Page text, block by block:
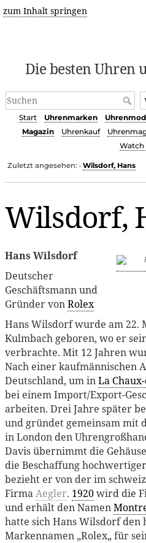
zum Inhalt springen
Die besten Uhren
Start Uhrenmarken
Magazin
Uhrenkauf
Watch
Zuletzt angesehen: • Wilsdorf, Hans
Wilsdorf,
Hans Wilsdorf
Deutscher
Geschäftsmann und
Gründer vonRolex
Hans Wilsdorf wurde am 22.
Kulmbach geboren, wo er
verbrachte. Mit 12 Jahren
Nach einer kaufmännischen
Deutschland, um inLa
bei einem Import/Export-
arbeiten. Drei Jahre später
und gründet gemeinsam mit
in London den
Davis übernimmt die
die Beschaffung
bezieht er von der im
FirmaAegler. 1920wird die
und erhält den Namen
hatte sich Hans Wilsdorf
Markennamen „Rolex„ für